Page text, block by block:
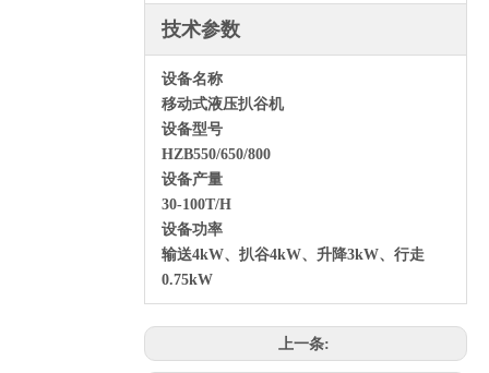
技术参数
设备名称
移动式液压扒谷机
设备型号
HZB550/650/800
设备产量
30-100T/H
设备功率
输送4kW、扒谷4kW、升降3kW、行走
0.75kW
上一条: